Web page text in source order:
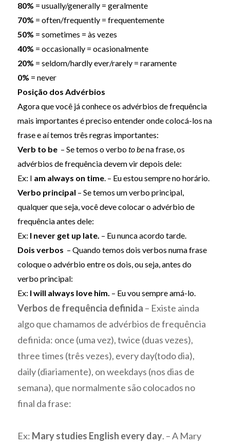
80% = usually/generally = geralmente
70% = often/frequently = frequentemente
50% = sometimes = às vezes
40% = occasionally = ocasionalmente
20% = seldom/hardly ever/rarely = raramente
0% = never
Posição dos Advérbios
Agora que você já conhece os advérbios de frequência
mais importantes é preciso entender onde colocá-los na
frase e aí temos três regras importantes:
Verb to be – Se temos o verboto bena frase, os
advérbios de frequência devem vir depois dele:
Ex: I am always on time. – Eu estou sempre no horário.
Verbo principal – Se temos um verbo principal,
qualquer que seja, você deve colocar o advérbio de
frequência antes dele:
Ex: I never get up late. – Eu nunca acordo tarde.
Dois verbos – Quando temos dois verbos numa frase
coloque o advérbio entre os dois, ou seja, antes do
verbo principal:
Ex: I will always love him. – Eu vou sempre amá-lo.
Verbos de frequência definida – Existe ainda
algo que chamamos de advérbios de frequência
definida: once (uma vez), twice (duas vezes),
three times (três vezes), every day(todo dia),
daily (diariamente), on weekdays (nos dias de
semana), que normalmente são colocados no
final da frase:
Ex: Mary studies English every day. – A Mary